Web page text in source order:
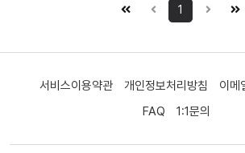
1
서비스이용약관 개인정보처리방침
이메
FAQ
1:1문의